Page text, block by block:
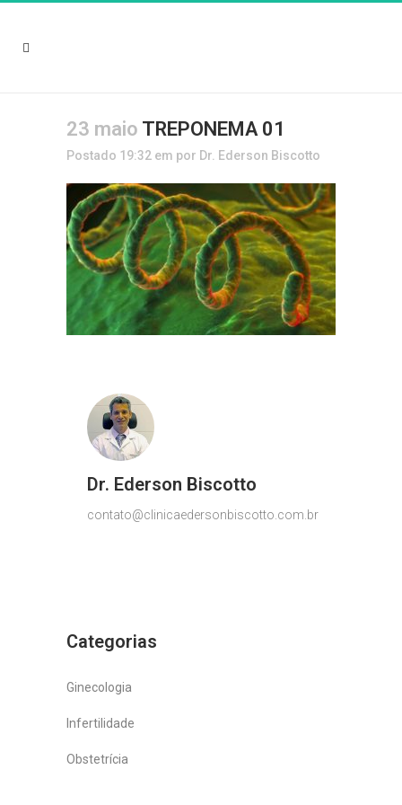
23 maio TREPONEMA 01
Postado 19:32 em por Dr. Ederson Biscotto
Dr. Ederson Biscotto
contato@clinicaedersonbiscotto.com.br
Categorias
Ginecologia
Infertilidade
Obstetrícia